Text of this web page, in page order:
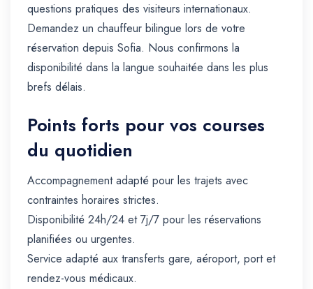
questions pratiques des visiteurs internationaux.
Demandez un chauffeur bilingue lors de votre
réservation depuis Sofia. Nous confirmons la
disponibilité dans la langue souhaitée dans les plus
brefs délais.
Points forts pour vos courses
du quotidien
Accompagnement adapté pour les trajets avec
contraintes horaires strictes.
Disponibilité 24h/24 et 7j/7 pour les réservations
planifiées ou urgentes.
Service adapté aux transferts gare, aéroport, port et
rendez-vous médicaux.